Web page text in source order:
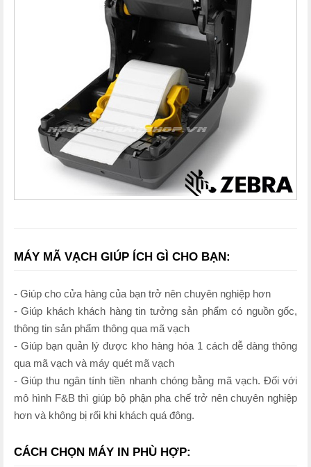
MÁY MÃ VẠCH GIÚP ÍCH GÌ CHO BẠN:
- Giúp cho cửa hàng của bạn trở nên chuyên nghiệp hơn
- Giúp khách khách hàng tin tưởng sản phẩm có nguồn gốc,
thông tin sản phẩm thông qua mã vạch
- Giúp bạn quản lý được kho hàng hóa 1 cách dễ dàng thông
qua mã vạch và máy quét mã vạch
- Giúp thu ngân tính tiền nhanh chóng bằng mã vạch. Đối với
mô hình F&B thì giúp bộ phận pha chế trở nên chuyên nghiệp
hơn và không bị rối khi khách quá đông.
CÁCH CHỌN MÁY IN PHÙ HỢP: